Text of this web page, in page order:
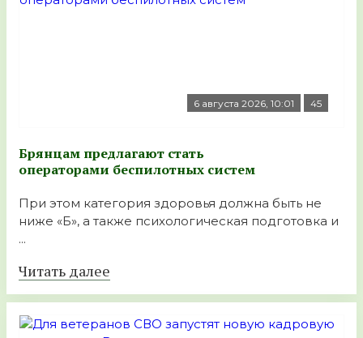
6 августа 2026, 10:01 45
Брянцам предлагают стать
оперaторами бeспилотных систeм
При этом категория здоровья должна быть не
ниже «Б», а также психологическая подготовка и
...
Читать далее